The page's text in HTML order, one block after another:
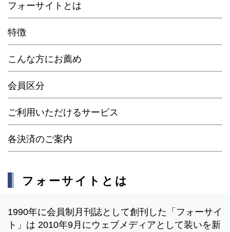
フォーサイトとは
特徴
こんな方にお薦め
会員区分
ご利用いただけるサービス
各決済のご案内
フォーサイトとは
1990年に会員制月刊誌として創刊した「フォーサイ
ト」は 2010年9月にウェブメディアとして装いを新